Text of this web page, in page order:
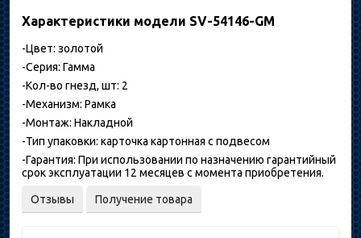
Характеристики модели SV-54146-GM
-Цвет: золотой
-Серия: Гамма
-Кол-во гнезд, шт: 2
-Механизм: Рамка
-Монтаж: Накладной
-Тип упаковки: карточка картонная с подвесом
-Гарантия: При использовании по назначению гарантийный
срок эксплуатации 12 месяцев с момента приобретения.
Отзывы Получение товара